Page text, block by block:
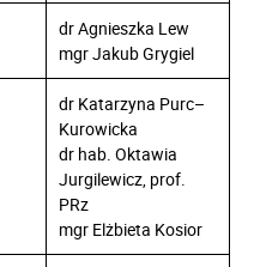
dr Agnieszka Lew
mgr Jakub Grygiel
dr Katarzyna Purc–
Kurowicka
dr hab. Oktawia
Jurgilewicz, prof.
PRz
mgr Elżbieta Kosior